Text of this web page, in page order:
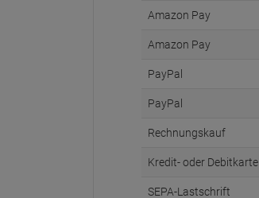
Amazon Pay
Amazon Pay
PayPal
PayPal
Rechnungskauf
Kredit- oder Debitkarte
SEPA-Lastschrift